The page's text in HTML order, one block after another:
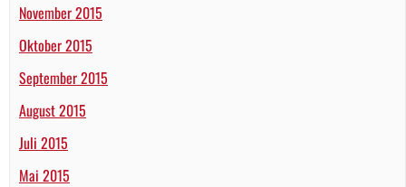
November 2015
Oktober 2015
September 2015
August 2015
Juli 2015
Mai 2015